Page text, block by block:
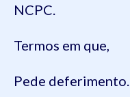
NCPC.
Termos em que,
Pede deferimento.